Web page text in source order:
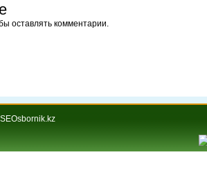
оставлять комментарии.